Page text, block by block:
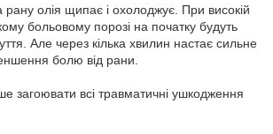
олія щипає і охолоджує. При високій
больовому порозі на початку будуть
Але через кілька хвилин настає сильне
болю від рани.
загоювати всі травматичні ушкодження